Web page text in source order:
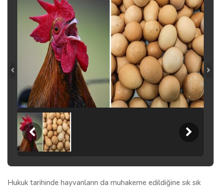
Hukuk tarihinde hayvanların da muhakeme edildiğine sık sık